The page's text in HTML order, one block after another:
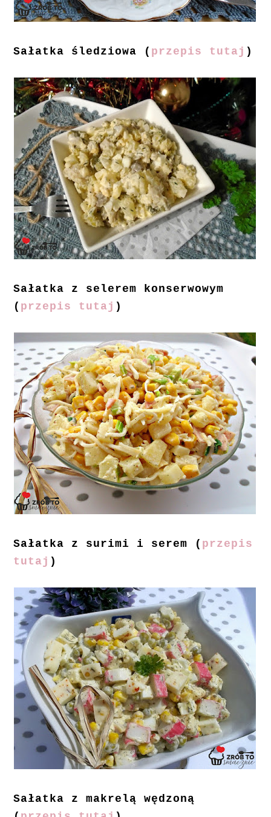
Sałatka śledziowa ( przepis tutaj )
Sałatka z selerem konserwowym
( przepis tutaj )
Sałatka z surimi i serem ( przepis
tutaj )
Sałatka z makrelą wędzoną